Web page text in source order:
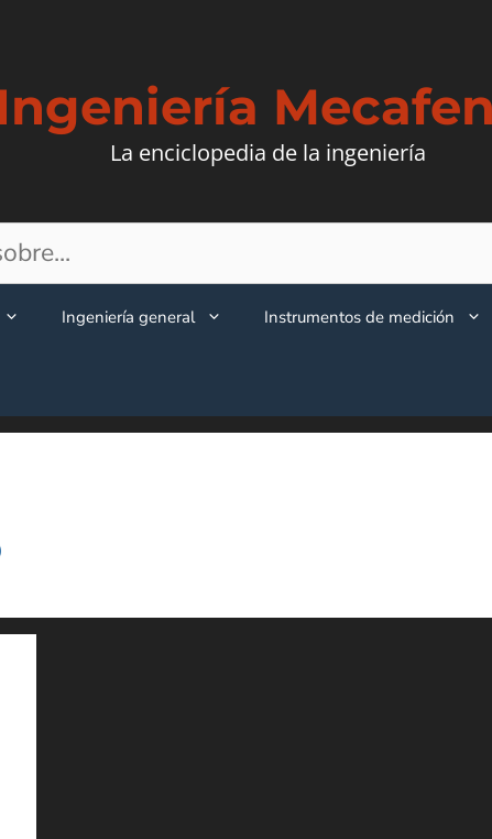
La enciclopedia de la ingeniería
Ingeniería general Instrumentos de medición